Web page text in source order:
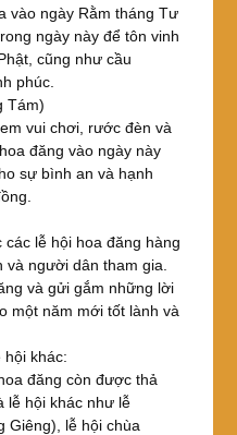
vào ngày Rằm tháng Tư
ngày này để tôn vinh
cũng như cầu
phúc.
Tám)
vui chơi, rước đèn và
đăng vào ngày này
sự bình an và hạnh
lễ hội hoa đăng hàng
người dân tham gia.
và gửi gắm những lời
một năm mới tốt lành và
hội khác:
đăng còn được thả
lễ hội khác như lễ
Giêng), lễ hội chùa